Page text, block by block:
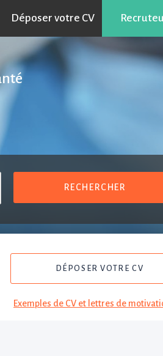
Déposer votre CV
RECHERCHER
DÉPOSER VOTRE CV
Exemples de CV et lettres de